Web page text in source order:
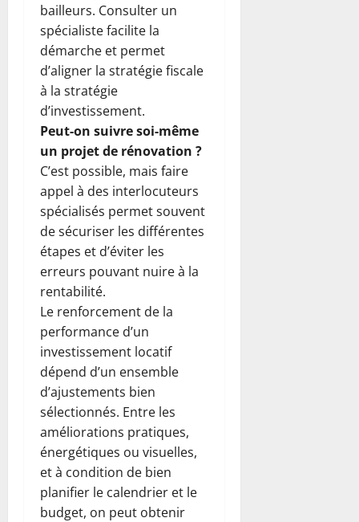
bailleurs. Consulter un
spécialiste facilite la
démarche et permet
d’aligner la stratégie fiscale
à la stratégie
d’investissement.
Peut-on suivre soi-même
un projet de rénovation ?
C’est possible, mais faire
appel à des interlocuteurs
spécialisés permet souvent
de sécuriser les différentes
étapes et d’éviter les
erreurs pouvant nuire à la
rentabilité.
Le renforcement de la
performance d’un
investissement locatif
dépend d’un ensemble
d’ajustements bien
sélectionnés. Entre les
améliorations pratiques,
énergétiques ou visuelles,
et à condition de bien
planifier le calendrier et le
budget, on peut obtenir